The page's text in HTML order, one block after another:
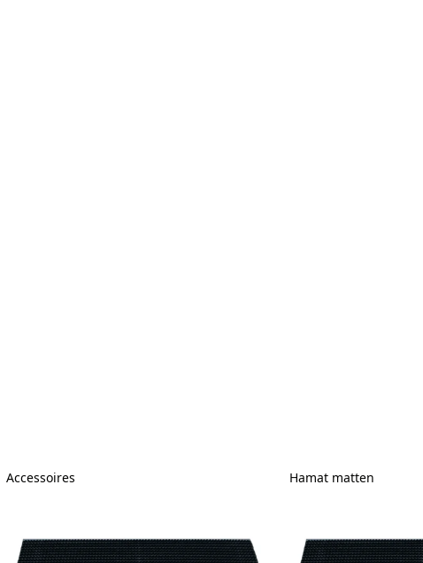
Accessoires Hamat matten